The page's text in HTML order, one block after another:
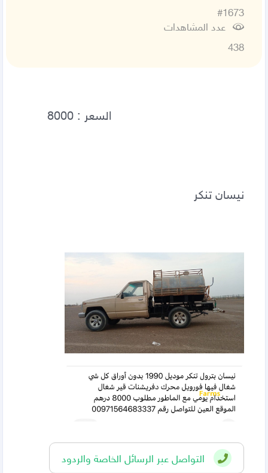
#1673
عدد المشاهدات
438
نيسان تنكر
التواصل عبر الرسائل الخاصة والردود